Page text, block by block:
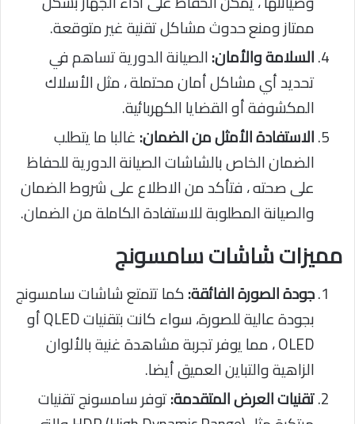
ممتاز ومنع حدوث مشاكل تقنية غير متوقعة.
السلامة والأمان:الصيانة الدورية تساهم في
تحديد أي مشاكل أمان محتملة ، مثل الأسلاك
المكشوفة أو القضايا الكهربائية.
الاستفادة الأمثل من الضمان:غالبا ما يتطلب
الضمان الخاص بالشاشات الصيانة الدورية للحفاظ
على صحته ، فتأكد من الاطلاع على شروط الضمان
والصيانة المطلوبة للاستفادة الكاملة من الضمان.
مميزات شاشات سامسونج
جودة الصورة الفائقة:كما تتمتع شاشات سامسونج
بجودة عالية للصورة، سواء كانت بتقنيات QLED أو
OLED ، مما يوفر تجربة مشاهدة غنية بالألوان
الزاهية والتباين العميق أيضا.
تقنيات العرض المتقدمة:توفر سامسونج تقنيات